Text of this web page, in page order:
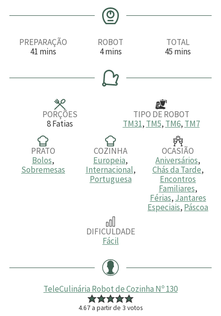
PREPARAÇÃO
41m
u
mins
ROBOT
4m
n
u
t
mins
TOTAL
45 m
u
mins
PORÇÕES
8Fatias
TIPO DE ROBOT
TM31, TM5, TM6, TM7
PRATO
Bolos,
Sobremesas
COZINHA
Europeia,
Internacional,
Portuguesa
OCASIÃO
Aniversários,
Chás da Tarde,
Encontros
Familiares,
Férias, Jantares
Especiais, Páscoa
DIFICULDADE
Fácil
TeleCulinária Robot de Cozinha Nº 130
4.67 a partir de 3 votos